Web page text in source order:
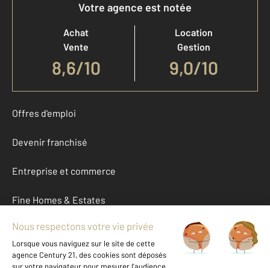
Votre agence est notée
Achat
Vente
8,6/10
Location
Gestion
9,0/10
Offres d'emploi
Devenir franchisé
Entreprise et commerce
Fine Homes & Estates
À propos
International